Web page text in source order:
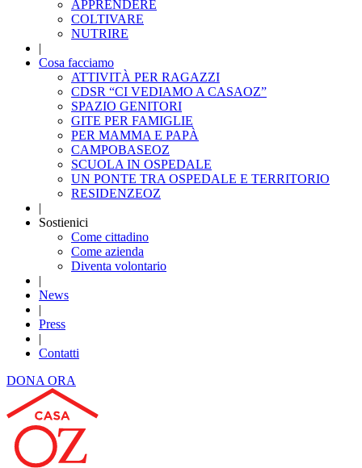
APPRENDERE
COLTIVARE
NUTRIRE
|
Cosa facciamo
ATTIVITÀ PER RAGAZZI
CDSR “CI VEDIAMO A CASAOZ”
SPAZIO GENITORI
GITE PER FAMIGLIE
PER MAMMA E PAPÀ
CAMPOBASEOZ
SCUOLA IN OSPEDALE
UN PONTE TRA OSPEDALE E TERRITORIO
RESIDENZEOZ
|
Sostienici
Come cittadino
Come azienda
Diventa volontario
|
News
|
Press
|
Contatti
DONA ORA